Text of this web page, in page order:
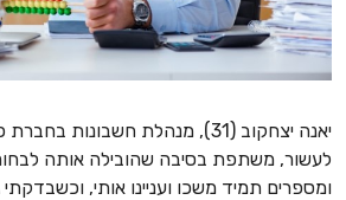
יאנה יצחקוב (31), מנהלת חשבונות
לעשור, משתפת בסיבה שהובילה אותה
ומספרים תמיד משכו ועניינו אותי,